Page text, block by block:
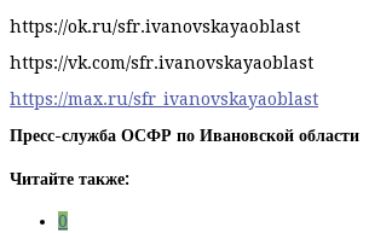
https://ok.ru/sfr.ivanovskayaoblast
https://vk.com/sfr.ivanovskayaoblast
https://max.ru/sfr_ivanovskayaoblast
Пресс-служба ОСФР по Ивановской области
Читайте также:
0